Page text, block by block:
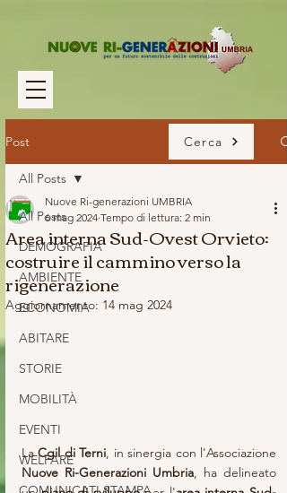
Post
All Posts
DEMOGRAFIA
AMBIENTE
ECONOMIA
ABITARE
STORIE
MOBILITÀ
EVENTI
WELFARE
All Posts
Area interna Sud-Ovest Orvieto:
costruire il cammino verso la
rigenerazione
Nuove Ri-generazioni UMBRIA
6 mag 2024 Tempo di lettura: 2 min
Aggiornamento: 14 mag 2024
La Cgil di Terni
Nuove Ri-Generazioni Umbria, ha delineato
Cerca